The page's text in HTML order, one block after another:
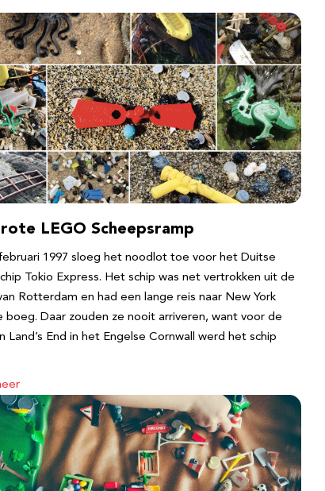
LEGO Scheepsramp
1997 sloeg het noodlot toe voor het Duitse
Tokio Express. Het schip was net vertrokken uit de
Rotterdam en had een lange reis naar New York
boeg. Daar zouden ze nooit arriveren, want voor de
Land’s End in het Engelse Cornwall werd het schip